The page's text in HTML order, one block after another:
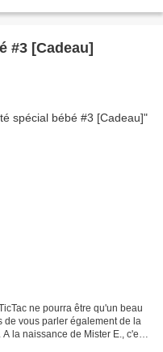
#3 [Cadeau]
ne pourra être qu'un beau
de vous parler également de la
la naissance de Mister E., c'est